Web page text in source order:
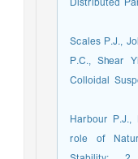
27. Scales
P.C., Shear
Colloidal
28. Harbour
role of